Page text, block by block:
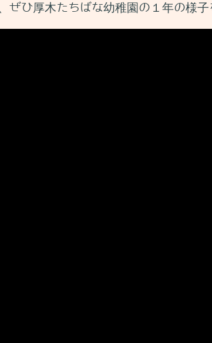
ぜひ厚木たちばな幼稚園の１年の様子